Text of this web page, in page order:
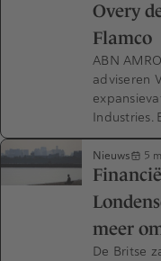
Overy
Flamco
ABN
adviseren
Industries.
Nieuws 5
meer
De Britse